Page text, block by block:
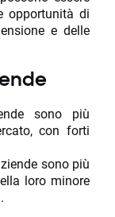
opportunità di
e delle
sono più
con forti
sono più
loro minore